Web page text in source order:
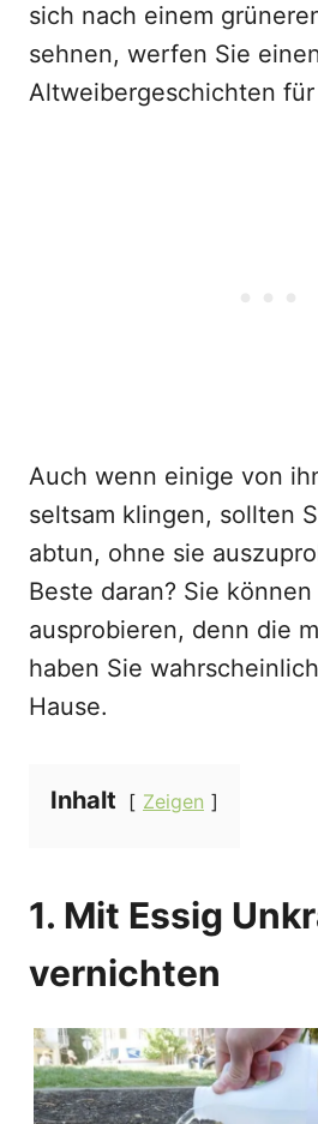
sich nach einem
sehnen, werfen Sie
Altweibergeschichten
Auch wenn einige von
seltsam klingen, sollten
abtun, ohne sie
Beste daran? Sie
ausprobieren, denn die
haben Sie
Hause.
Inhalt Zeigen
1. Mit Essig
vernichten